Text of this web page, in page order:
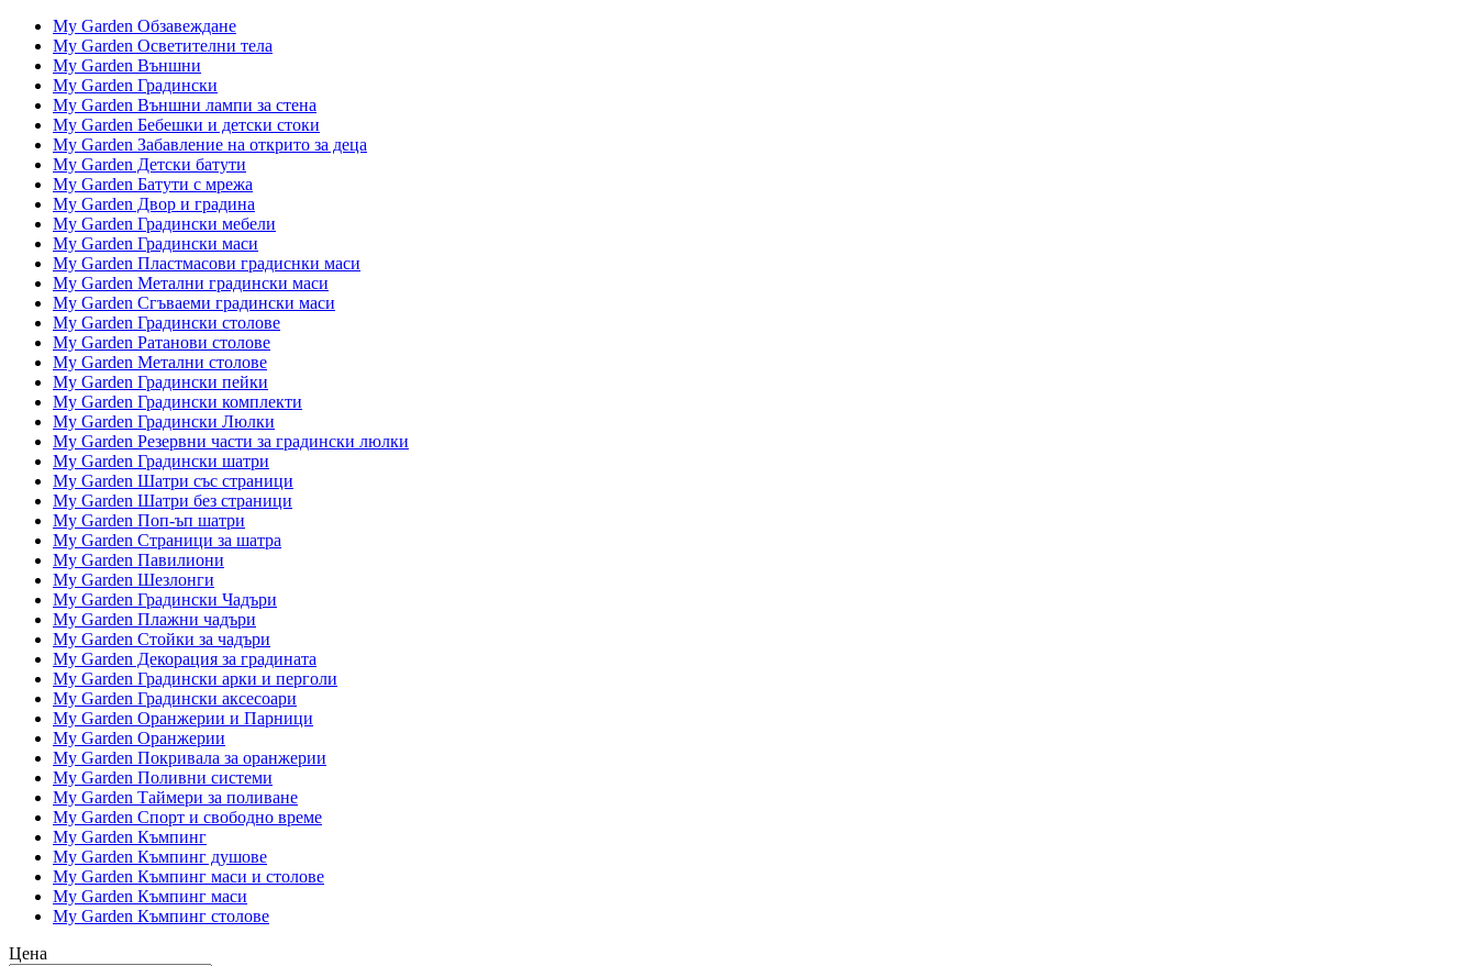
My Garden Обзавеждане
My Garden Осветителни тела
My Garden Външни
My Garden Градински
My Garden Външни лампи за стена
My Garden Бебешки и детски стоки
My Garden Забавление на открито за деца
My Garden Детски батути
My Garden Батути с мрежа
My Garden Двор и градина
My Garden Градински мебели
My Garden Градински маси
My Garden Пластмасови градиснки маси
My Garden Метални градински маси
My Garden Сгъваеми градински маси
My Garden Градински столове
My Garden Ратанови столове
My Garden Метални столове
My Garden Градински пейки
My Garden Градински комплекти
My Garden Градински Люлки
My Garden Резервни части за градински люлки
My Garden Градински шатри
My Garden Шатри със страници
My Garden Шатри без страници
My Garden Поп-ъп шатри
My Garden Страници за шатра
My Garden Павилиони
My Garden Шезлонги
My Garden Градински Чадъри
My Garden Плажни чадъри
My Garden Стойки за чадъри
My Garden Декорация за градината
My Garden Градински арки и перголи
My Garden Градински аксесоари
My Garden Оранжерии и Парници
My Garden Оранжерии
My Garden Покривала за оранжерии
My Garden Поливни системи
My Garden Таймери за поливане
My Garden Спорт и свободно време
My Garden Къмпинг
My Garden Къмпинг душове
My Garden Къмпинг маси и столове
My Garden Къмпинг маси
My Garden Къмпинг столове
Цена